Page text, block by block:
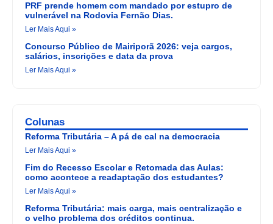
PRF prende homem com mandado por estupro de
vulnerável na Rodovia Fernão Dias.
Ler Mais Aqui »
Concurso Público de Mairiporã 2026: veja cargos,
salários, inscrições e data da prova
Ler Mais Aqui »
Colunas
Reforma Tributária – A pá de cal na democracia
Ler Mais Aqui »
Fim do Recesso Escolar e Retomada das Aulas:
como acontece a readaptação dos estudantes?
Ler Mais Aqui »
Reforma Tributária: mais carga, mais centralização e
o velho problema dos créditos continua.